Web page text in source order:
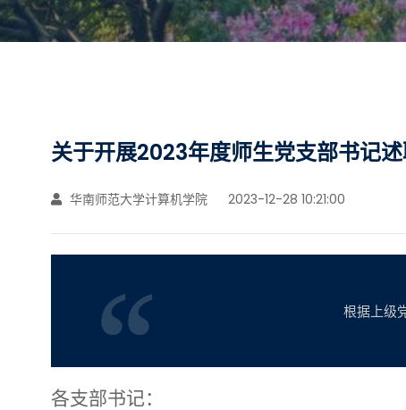
关于开展2023年度师生党支部书记
华南师范大学计算机学院 2023-12-28 10:21:00
根据上级
各支部书记：